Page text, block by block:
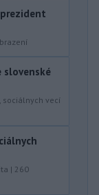
slovenské
sociálnych vecí
| 260